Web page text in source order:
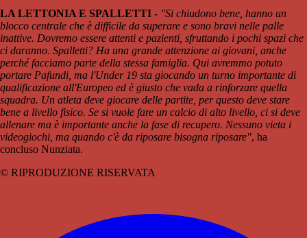
LA LETTONIA E SPALLETTI - "Si chiudono bene, hanno un
blocco centrale che è difficile da superare e sono bravi nelle palle
inattive. Dovremo essere attenti e pazienti, sfruttando i pochi spazi che
ci daranno. Spalletti? Ha una grande attenzione ai giovani, anche
perché facciamo parte della stessa famiglia. Qui avremmo potuto
portare Pafundi, ma l'Under 19 sta giocando un turno importante di
qualificazione all'Europeo ed è giusto che vada a rinforzare quella
squadra. Un atleta deve giocare delle partite, per questo deve stare
bene a livello fisico. Se si vuole fare un calcio di alto livello, ci si deve
allenare ma è importante anche la fase di recupero. Nessuno vieta i
videogiochi, ma quando c'è da riposare bisogna riposare", ha
concluso Nunziata.
© RIPRODUZIONE RISERVATA